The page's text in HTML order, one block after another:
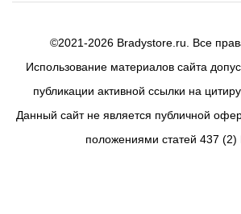
©2021-2026 Bradystore.ru. Все
Использование материалов сайта
публикации активной ссылки на
Данный сайт не является публичной
положениями статей 437 (2)